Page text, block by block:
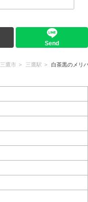
Send
三鷹市 三鷹駅 白茶黒のメリ